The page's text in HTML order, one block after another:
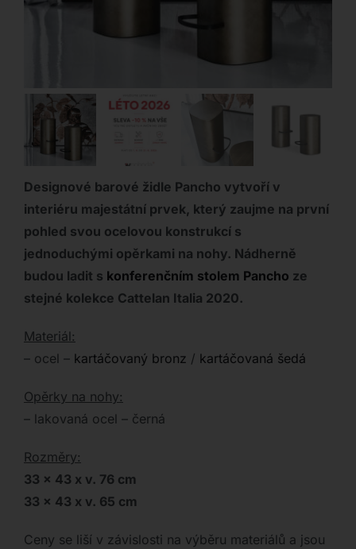
Designové barové židle Pancho vytvoří v
interiéru majestátní prvek, který zaujme na první
pohled svou ocelovou konstrukcí s
jednoduchými opěrkami na nohy. Nádherně
budou ladit s konferenčním stolem Pancho ze
stejné kolekce Cattelan Italia 2020.
Materiál:
– ocel – kartáčovaný bronz / kartáčovaná šedá
Opěrky na nohy:
– lakovaná ocel – černá
Rozměry:
33 x 43 x v. 76 cm
33 x 43 x v. 65 cm
Ceny se liší v závislosti na výběru materiálů a jsou